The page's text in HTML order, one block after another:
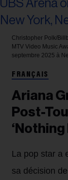
Christopher Polk/
MTV Video Music
septembre 2025 à
FRANÇAIS
Ariana
Post-
‘Nothing
La pop star a
sa décision